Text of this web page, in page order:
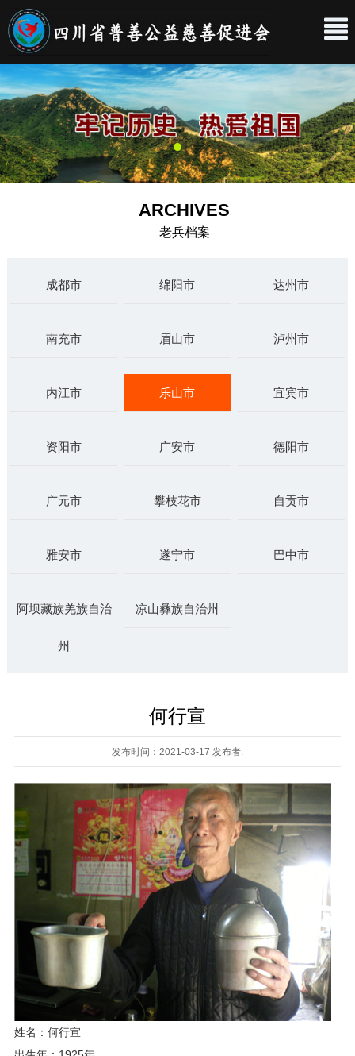
ARCHIVES
老兵档案
成都市 绵阳市 达州市
南充市 眉山市 泸州市
内江市 乐山市 宜宾市
资阳市 广安市 德阳市
广元市 攀枝花市 自贡市
雅安市 遂宁市 巴中市
阿坝藏族羌族自治
州
凉山彝族自治州
何行宣
发布时间：2021-03-17 发布者:
姓名：何行宣